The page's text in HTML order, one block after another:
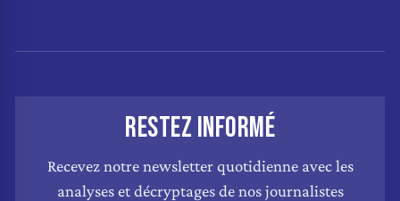
RESTEZ INFORMÉ
Recevez notre newsletter quotidienne avec les
analyses et décryptages de nos journalistes